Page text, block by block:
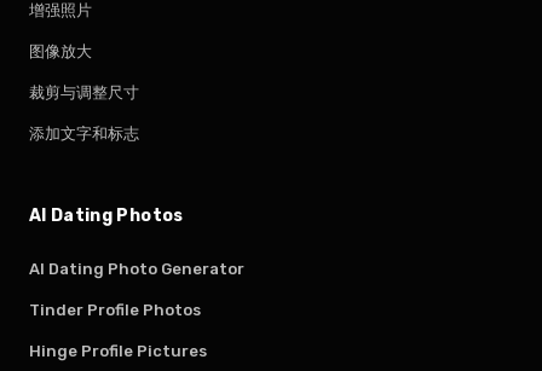
增强照片
图像放大
裁剪与调整尺寸
添加文字和标志
AI Dating Photos
AI Dating Photo Generator
Tinder Profile Photos
Hinge Profile Pictures